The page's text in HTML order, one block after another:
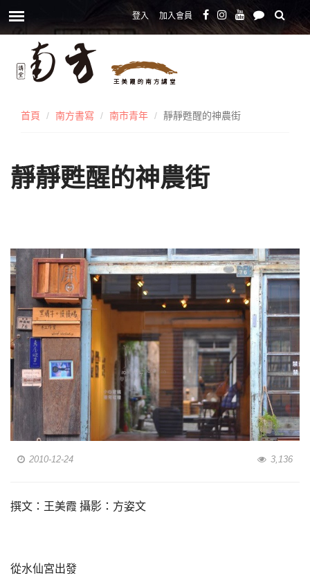
登入 加入會員
首頁 南方書寫 南市青年 靜靜甦醒的神農街
靜靜甦醒的神農街
2010-12-24 3,136
撰文：王美霞 攝影：方姿文
從水仙宮出發